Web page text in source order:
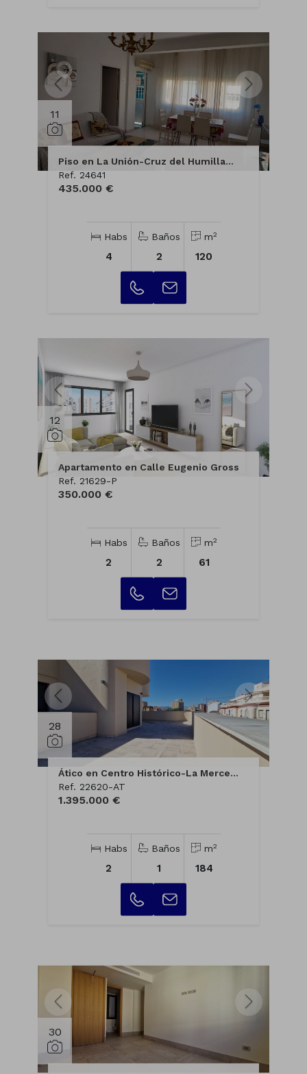
11
Piso en La Unión-Cruz del Humilla...
Ref. 24641
435.000 €
Habs
4
Baños
2
m2
120
12
Apartamento en Calle Eugenio Gross
Ref. 21629-P
350.000 €
Habs
2
Baños
2
m2
61
28
Ático en Centro Histórico-La Merce...
Ref. 22620-AT
1.395.000 €
Habs
2
Baños
1
m2
184
30